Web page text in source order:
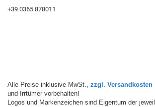
+39 0365 878011
Alle Preise inklusive MwSt., zzgl. Versandkosten
und Irrtümer vorbehalten!
Logos und Markenzeichen sind Eigentum der